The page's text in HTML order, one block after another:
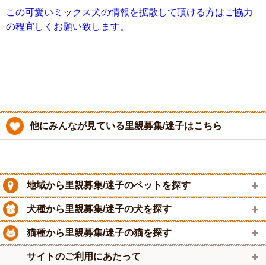
この可愛いミックス犬の情報を拡散して頂ける方はご協力
の程宜しくお願い致します。
他にみんなが見ている里親募集/迷子はこちら
地域から里親募集/迷子のペットを探す
犬種から里親募集/迷子の犬を探す
猫種から里親募集/迷子の猫を探す
サイトのご利用にあたって